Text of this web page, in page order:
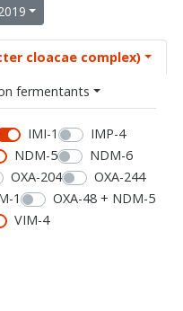
cloacae complex)
fermentants
IMI-1
IMP-4
NDM-5
NDM-6
OXA-204
OXA-244
1
OXA-48 + NDM-5
VIM-4